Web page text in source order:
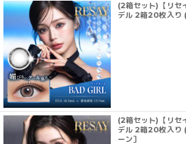
(2箱セット)【リセ
デル 2箱20枚入り
(2箱セット)【リセ
デル 2箱20枚入り
ーン］